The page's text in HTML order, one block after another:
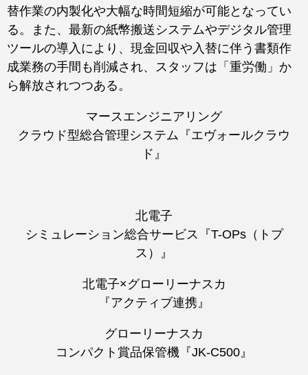
替作業の内製化や大幅な時間短縮が可能となってい
る。また、最新の紙幣搬送システムやデジタル管理
ツールの導入により、現金回収や入替に伴う書類作
成業務の手間も削減され、スタッフは「重労働」か
ら解放されつつある。
マースエンジニアリング
クラウド型総合管理システム『エヴォールクラウ
ド』
北電子
シミュレーション総合サービス『T-OPs（トプ
ス）』
北電子×グローリーナスカ
『アクティブ連携』
グローリーナスカ
コンパクト賞品保管機『JK-C500』